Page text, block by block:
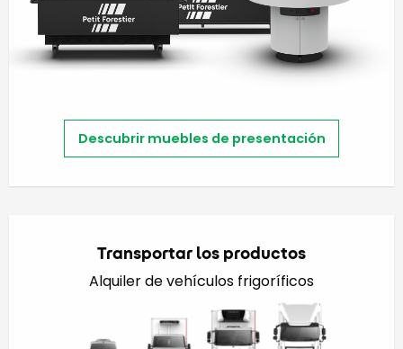
Descubrir muebles de presentación
Transportar los productos
Alquiler de vehículos frigoríficos